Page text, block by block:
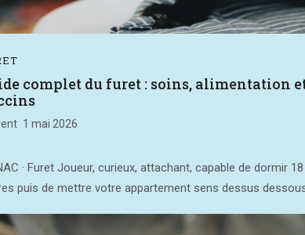
complet du furet : soins, alimentation
1 mai 2026
· Furet Joueur, curieux, attachant, capable de dormir 18
puis de mettre votre appartement sens dessus